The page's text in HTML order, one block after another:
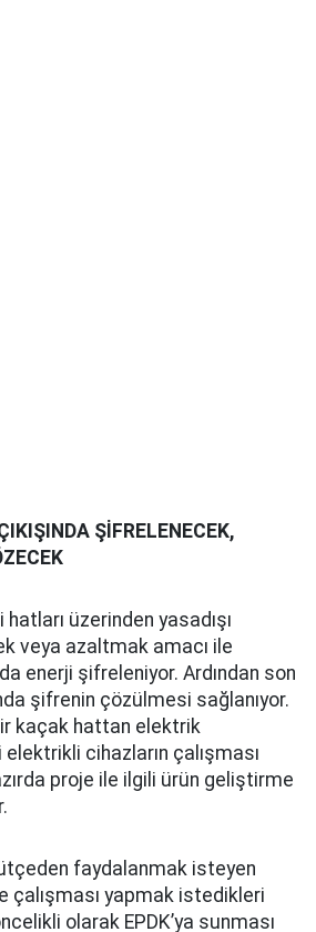
ŞİFRELENECEK,
üzerinden yasadışı
veya azaltmak amacı ile
enerji şifreleniyor. Ardından son
şifrenin çözülmesi sağlanıyor.
kaçak hattan elektrik
cihazların çalışması
proje ile ilgili ürün geliştirme
faydalanmak isteyen
çalışması yapmak istedikleri
olarak EPDK’ya sunması